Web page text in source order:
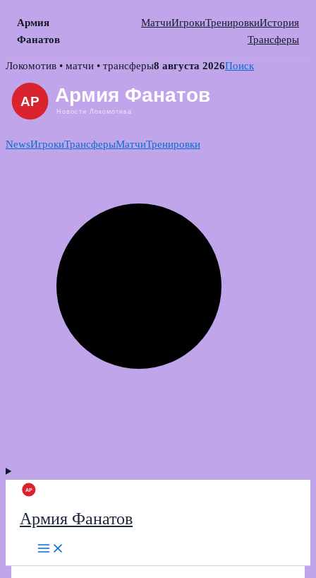
Армия
Фанатов
МатчиИгрокиТренировкиИстория
Трансферы
Skip
content
Локомотив • матчи • трансферы8 августа 2026Поиск
NewsИгрокиТрансферыМатчиТренировки
Армия Фанатов